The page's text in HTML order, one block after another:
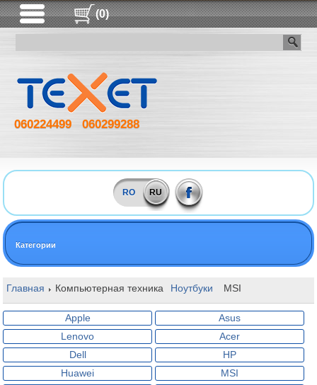
(0)
060224499 060299288
RO RU
Категории
Главная Компьютерная техника Ноутбуки MSI
Apple
Asus
Lenovo
Acer
Dell
HP
Huawei
MSI